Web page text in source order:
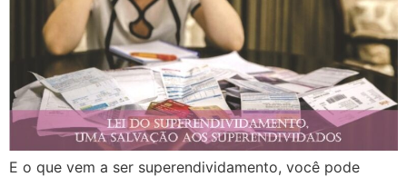
E o que vem a ser superendividamento, você pode